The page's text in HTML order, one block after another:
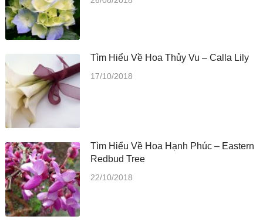
Tìm Hiểu Về Hoa Thủy Vu – Calla Lily
17/10/2018
Tìm Hiểu Về Hoa Hạnh Phúc – Eastern
Redbud Tree
22/10/2018